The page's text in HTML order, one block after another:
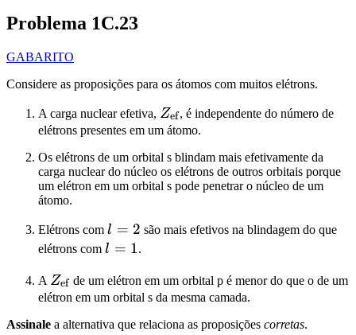
Problema 1C.23
GABARITO
Considere as proposições para os átomos com muitos elétrons.
A carga nuclear efetiva, Z_\mathrm{ef}
Zef, é independente do número de
elétrons presentes em um átomo.
Os elétrons de um orbital s blindam mais efetivamente da
carga nuclear do núcleo os elétrons de outros orbitais porque
um elétron em um orbital s pode penetrar o núcleo de um
átomo.
Elétrons com l
=
l = 2 são mais efetivos na blindagem do que
elétrons com l
1
l = 1.
A Z_\mathrm{ef}
Zef de um elétron em um orbital p é menor do que o de um
elétron em um orbital s da mesma camada.
Assinale a alternativa que relaciona as proposições corretas.